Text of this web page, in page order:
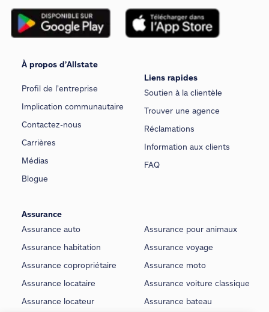
À propos d’Allstate
Profil de l’entreprise
Implication communautaire
Contactez-nous
Carrières
Médias
Blogue
Liens rapides
Soutien à la clientèle
Trouver une agence
Réclamations
Information aux clients
FAQ
Assurance
Assurance auto
Assurance habitation
Assurance copropriétaire
Assurance locataire
Assurance locateur
Assurance pour animaux
Assurance voyage
Assurance moto
Assurance voiture classique
Assurance bateau